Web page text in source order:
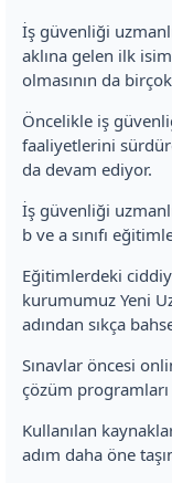
İş güvenliği
aklına gelen ilk
olmasının da
Öncelikle iş
faaliyetlerini
da devam ediyor.
İş güvenliği
b ve a sınıfı
Eğitimlerdeki
kurumumuz Yeni
adından sıkça
Sınavlar öncesi
çözüm programları
Kullanılan
adım daha öne